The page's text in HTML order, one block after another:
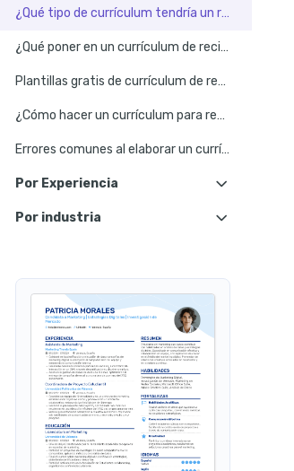
¿Qué tipo de currículum tendría un recién graduado?
¿Qué poner en un currículum de recién graduado sin experiencia?
Plantillas gratis de currículum de recién graduado sin experiencia
¿Cómo hacer un currículum para recién graduado? 5 consejos clave
Errores comunes al elaborar un currículum vitae de recién graduado
Por Experiencia Ejemplo de CV de estudiante recién titulado universitario
Ejemplo de CV para prácticas de recién graduados
Por industria